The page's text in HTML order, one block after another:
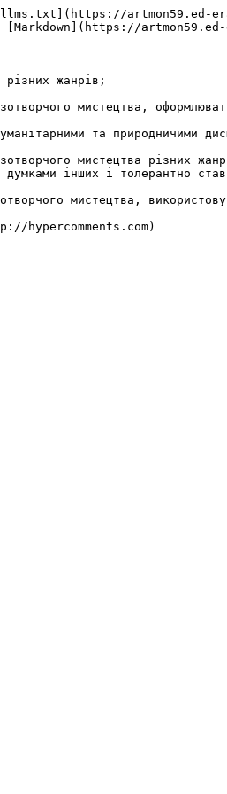
artmon59.ed-
artmon59.ed-
різних жанрів;
мистецтва,
та природничими
мистецтва різних
інших і толерантно
мистецтва,